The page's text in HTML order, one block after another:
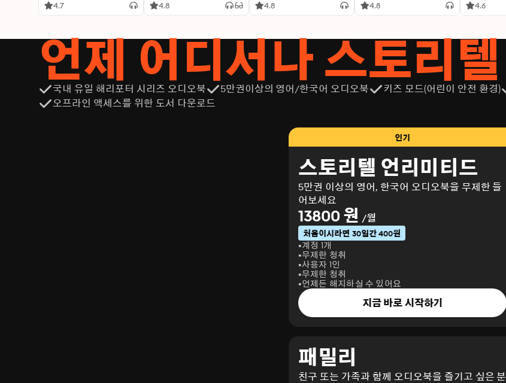
4.7 4.8 4.8 4.8 4.6
언제 어디서나 스토리텔
국내 유일 해리포터 시리즈 오디오북 5만권이상의 영어/한국어 오디오북 키즈 모드(어린이 안전 환경)
오프라인 액세스를 위한 도서 다운로드
인기
스토리텔 언리미티드
5만권 이상의 영어, 한국어 오디오북을 무제한 들
어보세요
13800 원 /월
처음이시라면 30일간 400원
계정 1개
무제한 청취
사용자 1인
무제한 청취
언제든 해지하실 수 있어요
지금 바로 시작하기
패밀리
친구 또는 가족과 함께 오디오북을 즐기고 싶은 분